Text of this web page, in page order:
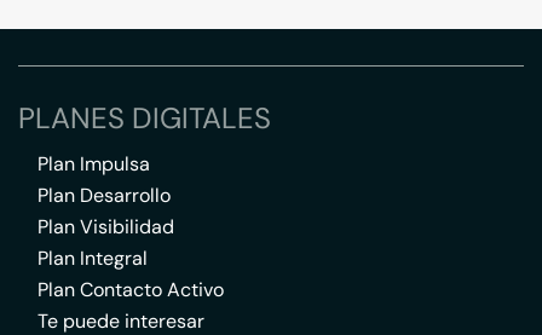
PLANES DIGITALES
Plan Impulsa
Plan Desarrollo
Plan Visibilidad
Plan Integral
Plan Contacto Activo
Te puede interesar